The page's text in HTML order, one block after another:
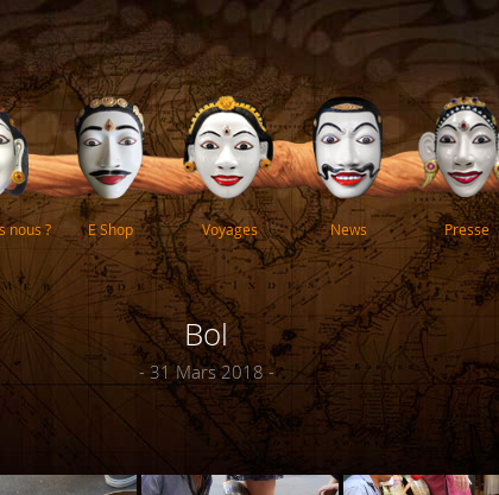
nous ? E Shop Voyages News Presse
Bol
- 31 Mars 2018 -